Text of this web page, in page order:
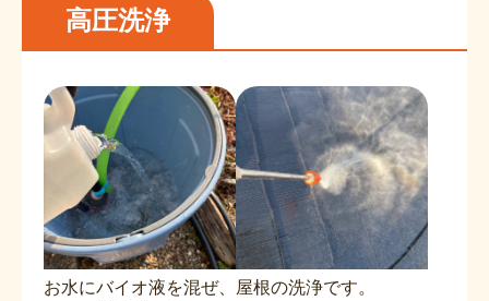
高圧洗浄
お水にバイオ液を混ぜ、 屋根の洗浄です。